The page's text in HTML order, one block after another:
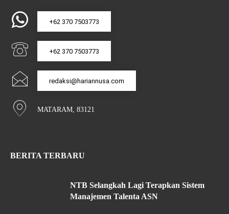
+62 370 7503773
+62 370 7503773
redaksi@hariannusa.com
MATARAM, 83121
BERITA TERBARU
NTB Selangkah Lagi Terapkan Sistem
Manajemen Talenta ASN